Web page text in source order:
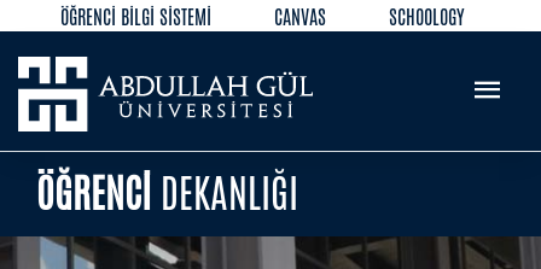
ÖĞRENCİ BİLGİ SİSTEMİ CANVAS
SCHOOLOGY
KÜTÜPHANE
ÖĞRENCİ DEKANLIĞI